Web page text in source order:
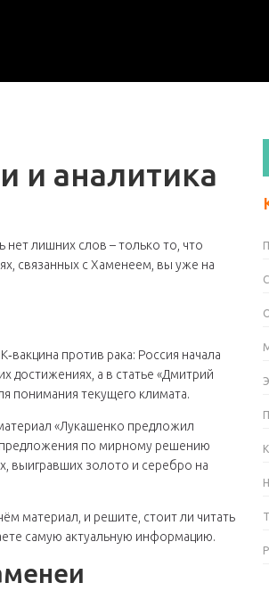
и аналитика
нет лишних слов – только то, что
связанных с Хаменеем, вы уже на
против рака: Россия начала
достижениях, а в статье «Дмитрий
понимания текущего климата.
«Лукашенко предложил
по мирному решению
выигравших золото и серебро на
материал, и решите, стоит ли читать
самую актуальную информацию.